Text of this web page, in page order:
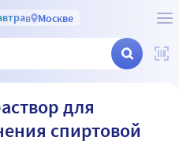
в Москве
для
спиртовой